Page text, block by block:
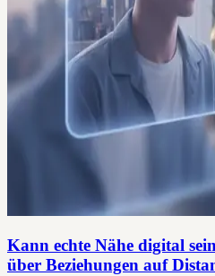
Kann echte Nähe digital
über Beziehungen auf